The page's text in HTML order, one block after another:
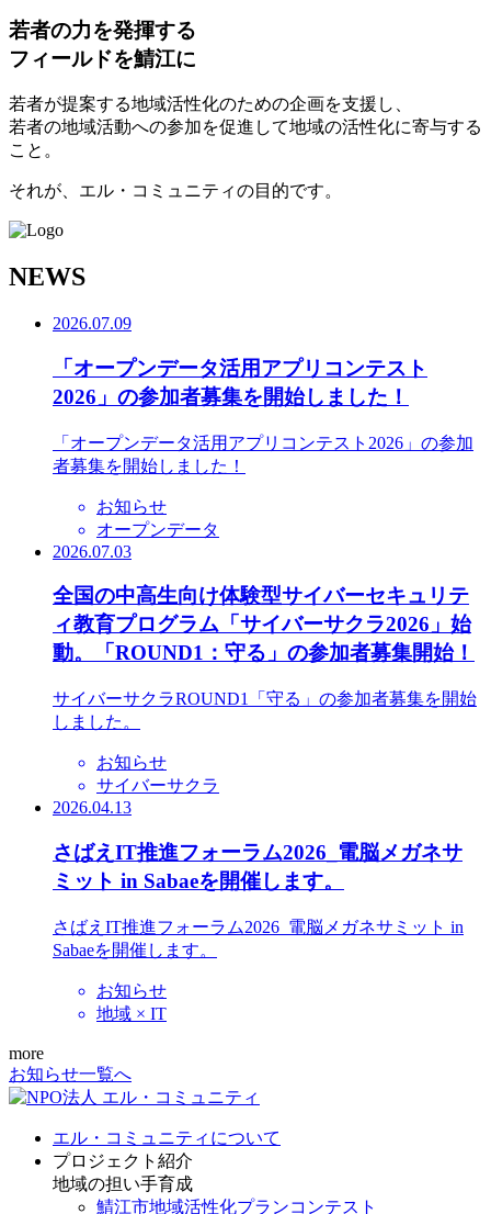
若者の力を発揮する
フィールドを鯖江に
若者が提案する地域活性化のための企画を支援し、
若者の地域活動への参加を促進して地域の活性化に寄与する
こと。
それが、エル・コミュニティの目的です。
NEWS
2026.07.09
「オープンデータ活用アプリコンテスト
2026」の参加者募集を開始しました！
「オープンデータ活用アプリコンテスト2026」の参加
者募集を開始しました！
お知らせ
オープンデータ
2026.07.03
全国の中高生向け体験型サイバーセキュリテ
ィ教育プログラム「サイバーサクラ2026」始
動。「ROUND1：守る」の参加者募集開始！
サイバーサクラROUND1「守る」の参加者募集を開始
しました。
お知らせ
サイバーサクラ
2026.04.13
さばえIT推進フォーラム2026_電脳メガネサ
ミット in Sabaeを開催します。
さばえIT推進フォーラム2026_電脳メガネサミット in
Sabaeを開催します。
お知らせ
地域 × IT
more
お知らせ一覧へ
エル・コミュニティについて
プロジェクト紹介
地域の担い手育成
鯖江市地域活性化プランコンテスト